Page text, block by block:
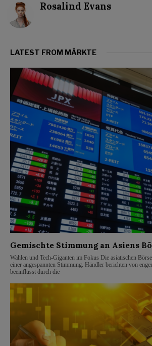
Rosalind Evans
LATEST FROM MÄRKTE
Gemischte Stimmung an Asiens
Wahlen und Tech-Giganten im Fokus Die asiatischen
einer angespannten Stimmung. Händler berichten von
beeinflusst durch die